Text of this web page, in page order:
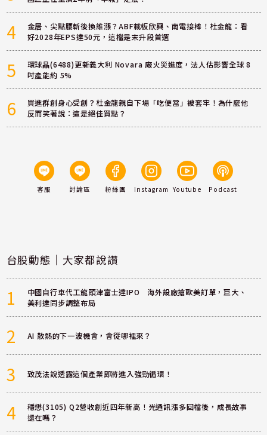
4
金居、尖點腰斬後換誰漲？ABF載板欣興、南電接棒！杜金龍：看
好2028年EPS達50元，這檔是末升段首選
5
環球晶(6488)更新義大利 Novara 廠火災進度，法人估影響全球 8
吋產能約 5%
6
買進群創身心受創？杜金龍親自下場「吃便當」被套牢！為什麼他
反而笑著說：這是絕佳買點？
客服 討論區 粉絲團 Instagram Youtube Podcast
台股動態｜大家都說讚
1
中國自行車代工龍頭津富士達IPO 海外設廠搶歐美訂單，巨大、
美利達同步調整布局
2 AI 散熱的下一波機會，會從哪裡來？
3 致茂法說透露這個產業即將進入強勁循環！
4
穩懋(3105) Q2營收創近四年新高！光通訊漲多回檔後，成長故事
還在嗎？